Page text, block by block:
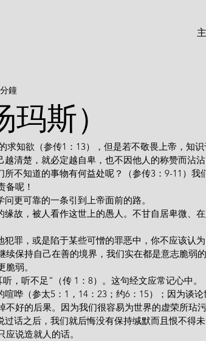
玛斯）
鐘
本能的求知欲（参传1：13），但是若不敬畏上帝，知
自己越清楚，就必定越自卑，也不因他人的称赞而沾沾
备呢！
求学问更可靠的一条引到上帝面前的路。
续保持自己在善的境界，我们实在都是意志脆弱
弱。
；耳听，听不足”（传 1：8）。这句经文应常记心中。
不好的后果。因为我们很容易为世界的虚荣所玷污
说造就人的话。